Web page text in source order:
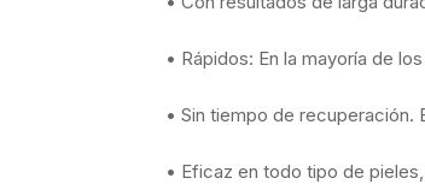
• Rápidos: En la mayoría de
• Sin tiempo de recuperación.
• Eficaz en todo tipo de